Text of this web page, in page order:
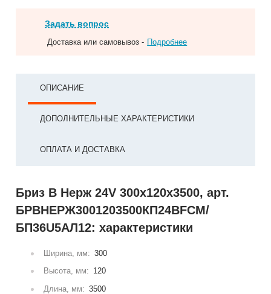
Задать вопрос
Доставка или самовывоз - Подробнее
ОПИСАНИЕ
ДОПОЛНИТЕЛЬНЫЕ ХАРАКТЕРИСТИКИ
ОПЛАТА И ДОСТАВКА
Бриз В Нерж 24V 300x120x3500, арт.
БРВНЕРЖ3001203500КП24ВFCM/
БП36U5АЛ12: характеристики
Ширина, мм: 300
Высота, мм: 120
Длина, мм: 3500